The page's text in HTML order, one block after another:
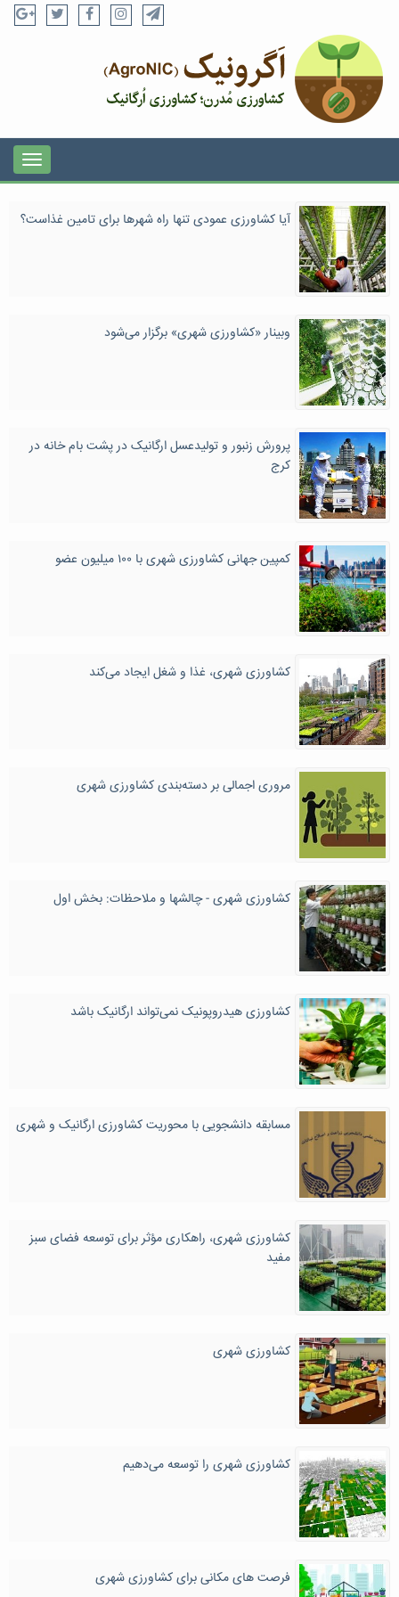
آیا کشاورزی عمودی تنها راه شهرها برای تامین غذاست؟
وبینار «کشاورزی شهری» برگزار می‌شود
پرورش زنبور و تولیدعسل ارگانیک در پشت بام خانه در
کرج
کمپین جهانی کشاورزی شهری با ۱۰۰ میلیون عضو
کشاورزی شهری، غذا و شغل ایجاد می‌کند
مروری اجمالی بر دسته‌بندی کشاورزی شهری
کشاورزی شهری - چالشها و ملاحظات: بخش اول
کشاورزی هیدروپونیک نمی‌تواند ارگانیک باشد
مسابقه دانشجویی با محوریت کشاورزی ارگانیک و شهری
کشاورزی شهری، راهکاری مؤثر برای توسعه فضای سبز
مفید
کشاورزی شهری
کشاورزی شهری را توسعه می‌دهیم
فرصت های مکانی برای کشاورزی شهری